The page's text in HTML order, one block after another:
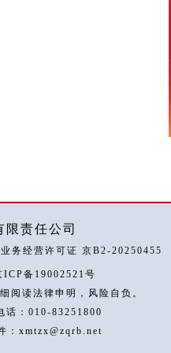
限责任公司
务经营许可证 京B2-20250455
ICP备19002521号
阅读法律申明，风险自负。
话：010-83251800
：xmtzx@zqrb.net